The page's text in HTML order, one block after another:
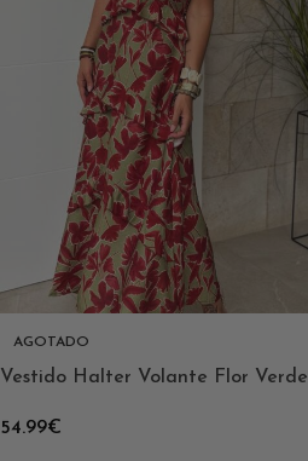
AGOTADO
Vestido Halter Volante Flor Verde
54.99€